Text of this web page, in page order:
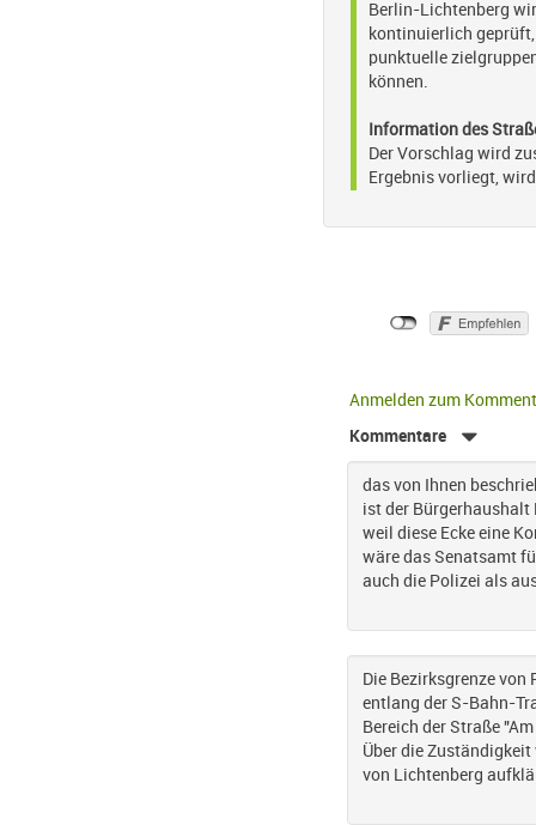
Berlin-Lichtenberg
kontinuierlich
punktuelle
können.
Information des
Der Vorschlag wird
Ergebnis vorliegt,
Anmelden zum
Kommentare
das von Ihnen
ist der
weil diese Ecke eine
wäre das Senatsamt
auch die Polizei als
Die Bezirksgrenze
entlang der S-Bahn-
Bereich der Straße
Über die
von Lichtenberg